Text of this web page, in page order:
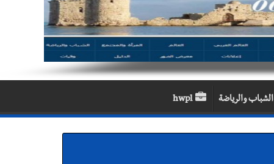
الشباب والرياضة hwpl